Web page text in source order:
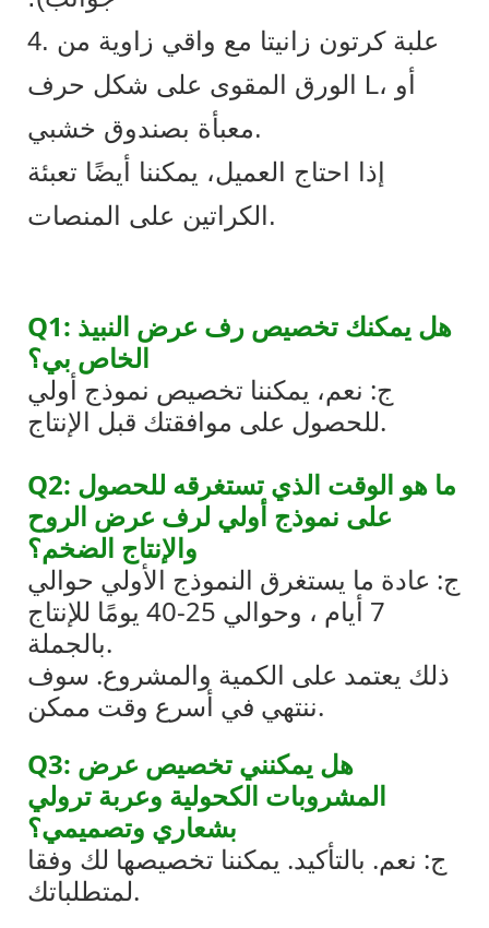
4. علبة كرتون زانيتا مع واقي زاوية من
الورق المقوى على شكل حرف L، أو
معبأة بصندوق خشبي.
إذا احتاج العميل، يمكننا أيضًا تعبئة
الكراتين على المنصات.
Q1: هل يمكنك تخصيص رف عرض النبيذ
الخاص بي؟
ج: نعم، يمكننا تخصيص نموذج أولي
للحصول على موافقتك قبل الإنتاج.
Q2: ما هو الوقت الذي تستغرقه للحصول
على نموذج أولي لرف عرض الروح
والإنتاج الضخم؟
ج: عادة ما يستغرق النموذج الأولي حوالي
7 أيام ، وحوالي 25-40 يومًا للإنتاج
بالجملة.
ذلك يعتمد على الكمية والمشروع. سوف
ننتهي في أسرع وقت ممكن.
Q3: هل يمكنني تخصيص عرض
المشروبات الكحولية وعربة ترولي
ج: نعم. بالتأكيد. يمكننا تخصيصها لك وفقا
لمتطلباتك.